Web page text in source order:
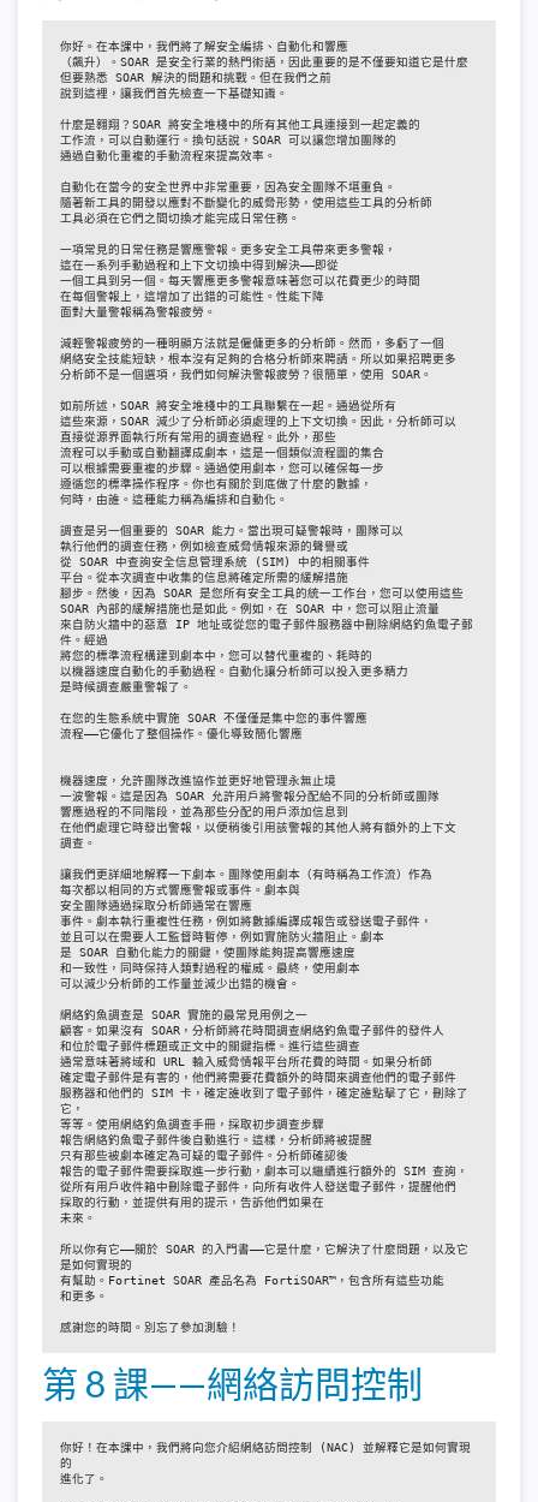
你好。在本課中，我們將了解安全編排、自動化和響應
（飆升）。SOAR 是安全行業的熱門術語，因此重要的是不僅要知道它是什麼
但要熟悉 SOAR 解決的問題和挑戰。但在我們之前
說到這裡，讓我們首先檢查一下基礎知識。
什麼是翱翔？SOAR 將安全堆棧中的所有其他工具連接到一起定義的
工作流，可以自動運行。換句話說，SOAR 可以讓您增加團隊的
通過自動化重複的手動流程來提高效率。
自動化在當今的安全世界中非常重要，因為安全團隊不堪重負。
隨著新工具的開發以應對不斷變化的威脅形勢，使用這些工具的分析師
工具必須在它們之間切換才能完成日常任務。
一項常見的日常任務是響應警報。更多安全工具帶來更多警報，
這在一系列手動過程和上下文切換中得到解決——即從
一個工具到另一個。每天響應更多警報意味著您可以花費更少的時間
在每個警報上，這增加了出錯的可能性。性能下降
面對大量警報稱為警報疲勞。
減輕警報疲勞的一種明顯方法就是僱傭更多的分析師。然而，多虧了一個
網絡安全技能短缺，根本沒有足夠的合格分析師來聘請。所以如果招聘更多
分析師不是一個選項，我們如何解決警報疲勞？很簡單，使用 SOAR。
如前所述，SOAR 將安全堆棧中的工具聯繫在一起。通過從所有
這些來源，SOAR 減少了分析師必須處理的上下文切換。因此，分析師可以
直接從源界面執行所有常用的調查過程。此外，那些
流程可以手動或自動翻譯成劇本，這是一個類似流程圖的集合
可以根據需要重複的步驟。通過使用劇本，您可以確保每一步
遵循您的標準操作程序。你也有關於到底做了什麼的數據，
何時，由誰。這種能力稱為編排和自動化。
調查是另一個重要的 SOAR 能力。當出現可疑警報時，團隊可以
執行他們的調查任務，例如檢查威脅情報來源的聲譽或
從 SOAR 中查詢安全信息管理系統 (SIM) 中的相關事件
平台。從本次調查中收集的信息將確定所需的緩解措施
腳步。然後，因為 SOAR 是您所有安全工具的統一工作台，您可以使用這些
SOAR 內部的緩解措施也是如此。例如，在 SOAR 中，您可以阻止流量
來自防火牆中的惡意 IP 地址或從您的電子郵件服務器中刪除網絡釣魚電子郵
件。經過
將您的標準流程構建到劇本中，您可以替代重複的、耗時的
以機器速度自動化的手動過程。自動化讓分析師可以投入更多精力
是時候調查嚴重警報了。
在您的生態系統中實施 SOAR 不僅僅是集中您的事件響應
流程——它優化了整個操作。優化導致簡化響應
機器速度，允許團隊改進協作並更好地管理永無止境
一波警報。這是因為 SOAR 允許用戶將警報分配給不同的分析師或團隊
響應過程的不同階段，並為那些分配的用戶添加信息到
在他們處理它時發出警報，以便稍後引用該警報的其他人將有額外的上下文
調查。
讓我們更詳細地解釋一下劇本。團隊使用劇本（有時稱為工作流）作為
每次都以相同的方式響應警報或事件。劇本與
安全團隊通過採取分析師通常在響應
事件。劇本執行重複性任務，例如將數據編譯成報告或發送電子郵件，
並且可以在需要人工監督時暫停，例如實施防火牆阻止。劇本
是 SOAR 自動化能力的關鍵，使團隊能夠提高響應速度
和一致性，同時保持人類對過程的權威。最終，使用劇本
可以減少分析師的工作量並減少出錯的機會。
網絡釣魚調查是 SOAR 實施的最常見用例之一
顧客。如果沒有 SOAR，分析師將花時間調查網絡釣魚電子郵件的發件人
和位於電子郵件標題或正文中的關鍵指標。進行這些調查
通常意味著將域和 URL 輸入威脅情報平台所花費的時間。如果分析師
確定電子郵件是有害的，他們將需要花費額外的時間來調查他們的電子郵件
服務器和他們的 SIM 卡，確定誰收到了電子郵件，確定誰點擊了它，刪除了
它，
等等。使用網絡釣魚調查手冊，採取初步調查步驟
報告網絡釣魚電子郵件後自動進行。這樣，分析師將被提醒
只有那些被劇本確定為可疑的電子郵件。分析師確認後
報告的電子郵件需要採取進一步行動，劇本可以繼續進行額外的 SIM 查詢，
從所有用戶收件箱中刪除電子郵件，向所有收件人發送電子郵件，提醒他們
採取的行動，並提供有用的提示，告訴他們如果在
未來。
所以你有它——關於 SOAR 的入門書——它是什麼，它解決了什麼問題，以及它
是如何實現的
有幫助。Fortinet SOAR 產品名為 FortiSOAR™，包含所有這些功能
和更多。
感謝您的時間。別忘了參加測驗！
第 8 課——網絡訪問控制
你好！在本課中，我們將向您介紹網絡訪問控制 (NAC) 並解釋它是如何實現
的
進化了。